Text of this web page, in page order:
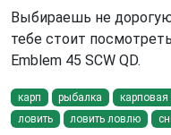
Выбираешь не
тебе стоит
Emblem 45 SCW QD.
карп рыбалка карповая
ловить
ловить ловлю